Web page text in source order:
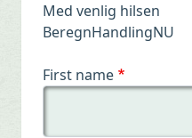
Med venlig hilsen
BeregnHandlingNU
First name